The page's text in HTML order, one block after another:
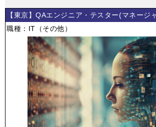
【東京】QAエンジニア・テスター(マネージ
職種：IT（その他）